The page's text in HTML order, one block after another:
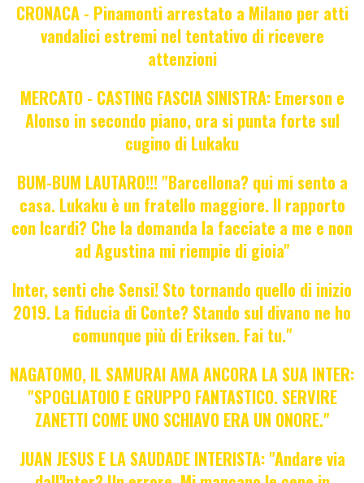
CRONACA - Pinamonti arrestato a Milano per atti
vandalici estremi nel tentativo di ricevere
attenzioni
MERCATO - CASTING FASCIA SINISTRA: Emerson e
Alonso in secondo piano, ora si punta forte sul
cugino di Lukaku
BUM-BUM LAUTARO!!! "Barcellona? qui mi sento a
casa. Lukaku è un fratello maggiore. Il rapporto
con Icardi? Che la domanda la facciate a me e non
ad Agustina mi riempie di gioia"
Inter, senti che Sensi! Sto tornando quello di inizio
2019. La fiducia di Conte? Stando sul divano ne ho
comunque più di Eriksen. Fai tu."
NAGATOMO, IL SAMURAI AMA ANCORA LA SUA INTER:
"SPOGLIATOIO E GRUPPO FANTASTICO. SERVIRE
ZANETTI COME UNO SCHIAVO ERA UN ONORE."
JUAN JESUS E LA SAUDADE INTERISTA: "Andare via